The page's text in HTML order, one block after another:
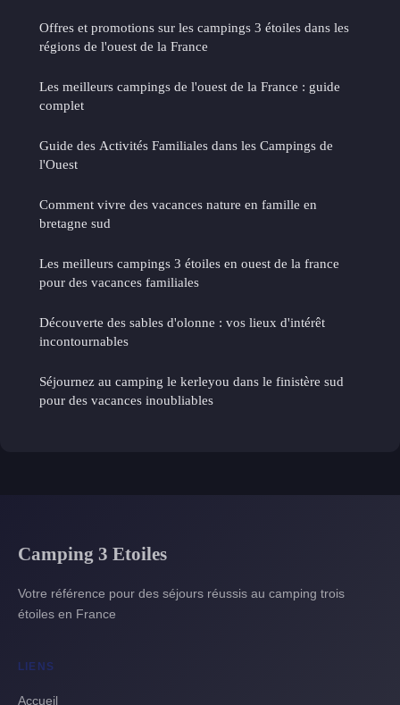
Offres et promotions sur les campings 3 étoiles dans les
régions de l'ouest de la France
Les meilleurs campings de l'ouest de la France : guide
complet
Guide des Activités Familiales dans les Campings de
l'Ouest
Comment vivre des vacances nature en famille en
bretagne sud
Les meilleurs campings 3 étoiles en ouest de la france
pour des vacances familiales
Découverte des sables d'olonne : vos lieux d'intérêt
incontournables
Séjournez au camping le kerleyou dans le finistère sud
pour des vacances inoubliables
Camping 3 Etoiles
Votre référence pour des séjours réussis au camping trois
étoiles en France
LIENS
Accueil